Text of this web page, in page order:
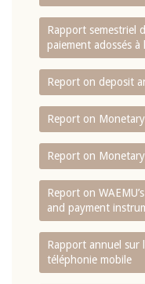
Rapport semestriel
paiement adossés
Report on deposit
Report on
Report on
Report on
and payment
Rapport annuel sur
téléphonie mobile